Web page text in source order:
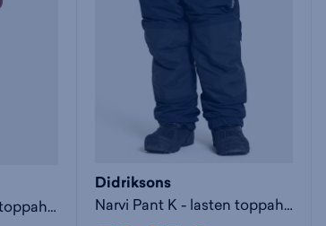
Idre Pants K - lasten toppahousut
Didriksons
Narvi Pant K - lasten toppahousut